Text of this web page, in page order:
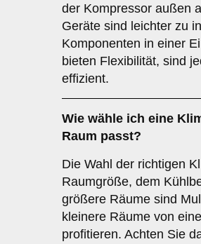
der Kompressor außen
Geräte sind leichter zu
Komponenten in einer
bieten Flexibilität, sind
effizient.
Wie wähle ich eine
Raum passt?
Die Wahl der richtigen
Raumgröße, dem
größere Räume sind
kleinere Räume von
profitieren. Achten Sie